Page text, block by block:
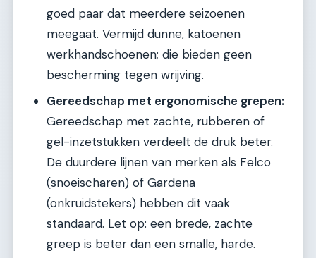
goed paar dat meerdere seizoenen
meegaat. Vermijd dunne, katoenen
werkhandschoenen; die bieden geen
bescherming tegen wrijving.
Gereedschap met ergonomische grepen:
Gereedschap met zachte, rubberen of
gel-inzetstukken verdeelt de druk beter.
De duurdere lijnen van merken als Felco
(snoeischaren) of Gardena
(onkruidstekers) hebben dit vaak
standaard. Let op: een brede, zachte
greep is beter dan een smalle, harde.